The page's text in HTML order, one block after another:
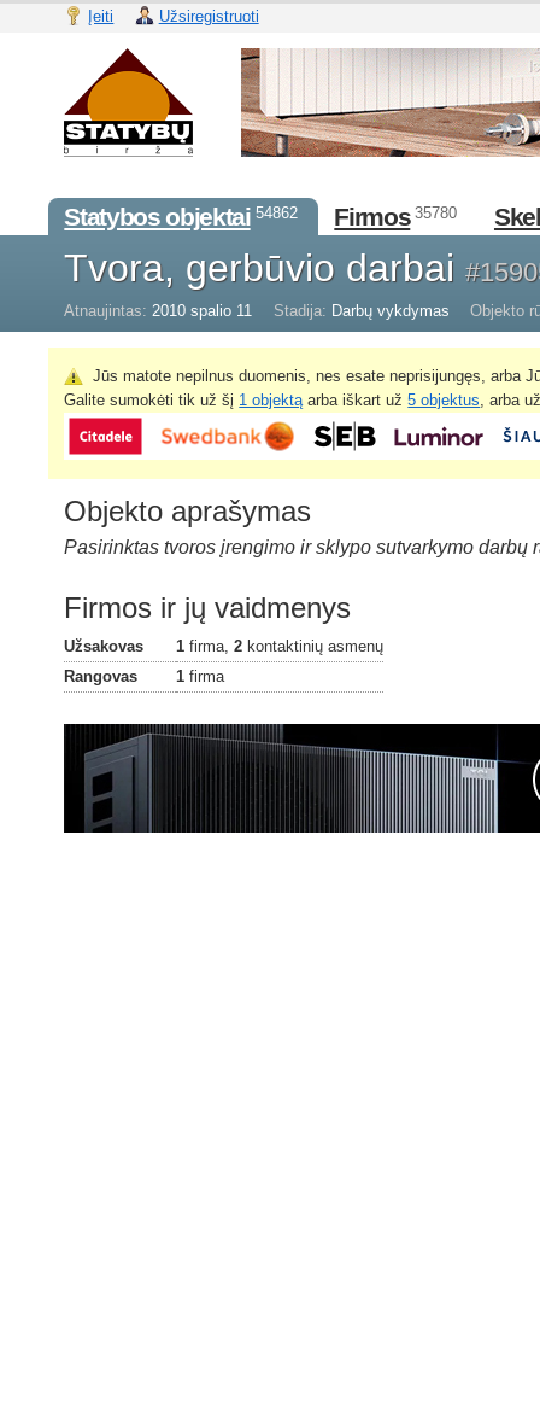
Įeiti Užsiregistruoti
Statybos objektai 54862 Firmos 35780
Tvora, gerbūvio darbai
Atnaujintas: 2010 spalio 11 Stadija: Darbų vykdymas Objekto
Jūs matote nepilnus duomenis, nes esate neprisijungęs, arba
Galite sumokėti tik už šį 1 objektą arba iškart už5 objektus , arba
Objekto aprašymas
Pasirinktas tvoros įrengimo ir sklypo sutvarkymo darbų
Firmos ir jų vaidmenys
Užsakovas 1 firma,2 kontaktinių asmenų
Rangovas
1 firma